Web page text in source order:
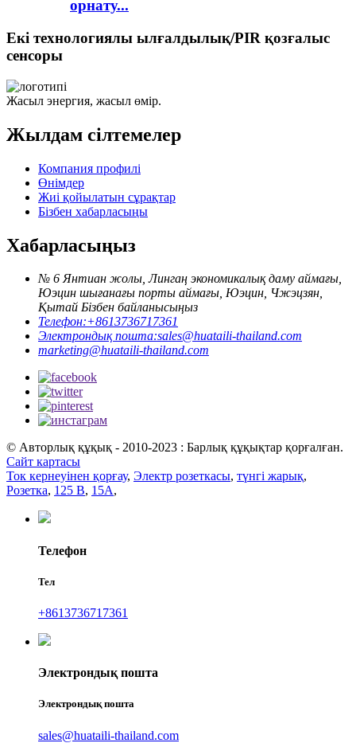
орнату...
Екі технологиялы ылғалдылық/PIR қозғалыс
сенсоры
Жасыл энергия, жасыл өмір.
Жылдам сілтемелер
Компания профилі
Өнімдер
Жиі қойылатын сұрақтар
Бізбен хабарласыңы
Хабарласыңыз
№ 6 Янтиан жолы, Лингаң экономикалық даму аймағы,
Юэцин шығанағы порты аймағы, Юэцин, Чжэцзян,
Қытай Бізбен байланысыңыз
Телефон:+8613736717361
Электрондық пошта:sales@huataili-thailand.com
marketing@huataili-thailand.com
© Авторлық құқық - 2010-2023 : Барлық құқықтар қорғалған.
Сайт картасы
Ток кернеуінен қорғау, Электр розеткасы, түнгі жарық,
Розетка, 125 В, 15А,
Телефон
Тел
+8613736717361
Электрондық пошта
Электрондық пошта
sales@huataili-thailand.com